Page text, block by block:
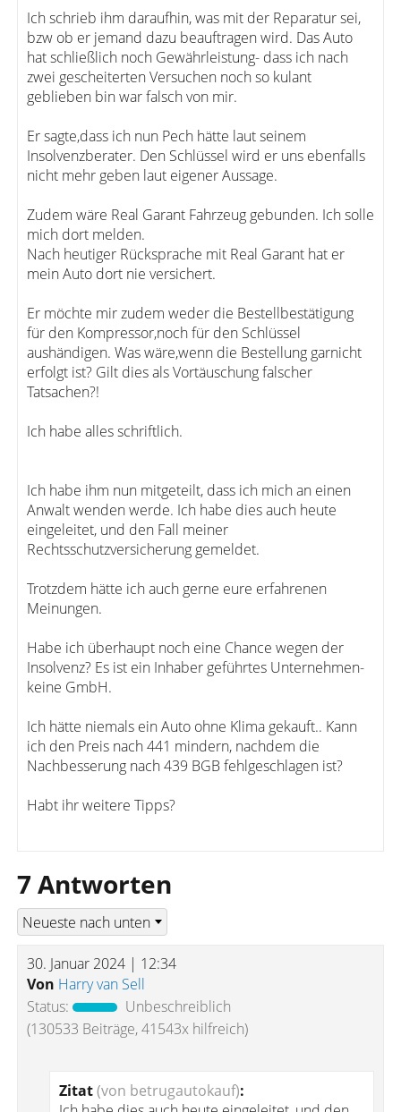
Ich schrieb ihm daraufhin, was mit der Reparatur sei,
bzw ob er jemand dazu beauftragen wird. Das Auto
hat schließlich noch Gewährleistung- dass ich nach
zwei gescheiterten Versuchen noch so kulant
geblieben bin war falsch von mir.
Er sagte,dass ich nun Pech hätte laut seinem
Insolvenzberater. Den Schlüssel wird er uns ebenfalls
nicht mehr geben laut eigener Aussage.
Zudem wäre Real Garant Fahrzeug gebunden. Ich solle
mich dort melden.
Nach heutiger Rücksprache mit Real Garant hat er
mein Auto dort nie versichert.
Er möchte mir zudem weder die Bestellbestätigung
für den Kompressor,noch für den Schlüssel
aushändigen. Was wäre,wenn die Bestellung garnicht
erfolgt ist? Gilt dies als Vortäuschung falscher
Tatsachen?!
Ich habe alles schriftlich.
Ich habe ihm nun mitgeteilt, dass ich mich an einen
Anwalt wenden werde. Ich habe dies auch heute
eingeleitet, und den Fall meiner
Rechtsschutzversicherung gemeldet.
Trotzdem hätte ich auch gerne eure erfahrenen
Meinungen.
Habe ich überhaupt noch eine Chance wegen der
Insolvenz? Es ist ein Inhaber geführtes Unternehmen-
keine GmbH.
Ich hätte niemals ein Auto ohne Klima gekauft.. Kann
ich den Preis nach 441 mindern, nachdem die
Nachbesserung nach 439 BGB fehlgeschlagen ist?
Habt ihr weitere Tipps?
7 Antworten
30. Januar 2024 | 12:34
Von Harry van Sell
Status:
Unbeschreiblich
(130533 Beiträge, 41543x hilfreich)
Zitat(von betrugautokauf):